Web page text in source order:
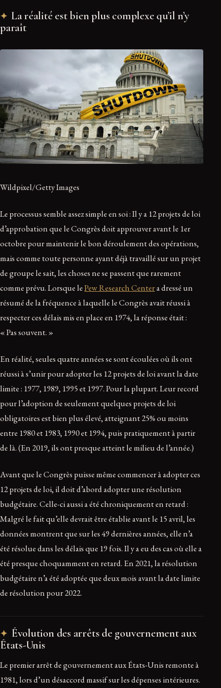
La réalité est bien plus complexe qu’il n’y
paraît
Wildpixel/Getty Images
Le processus semble assez simple en soi : Il y a 12 projets de loi
d’approbation que le Congrès doit approuver avant le 1er
octobre pour maintenir le bon déroulement des opérations,
mais comme toute personne ayant déjà travaillé sur un projet
de groupe le sait, les choses ne se passent que rarement
comme prévu. Lorsque lePew Research Centera dressé un
résumé de la fréquence à laquelle le Congrès avait réussi à
respecter ces délais mis en place en 1974, la réponse était :
« Pas souvent. »
En réalité, seules quatre années se sont écoulées où ils ont
réussi à s’unir pour adopter les 12 projets de loi avant la date
limite : 1977, 1989, 1995 et 1997. Pour la plupart. Leur record
pour l’adoption de seulement quelques projets de loi
obligatoires est bien plus élevé, atteignant 25% ou moins
entre 1980 et 1983, 1990 et 1994, puis pratiquement à partir
de là. (En 2019, ils ont presque atteint le milieu de l’année.)
Avant que le Congrès puisse même commencer à adopter ces
12 projets de loi, il doit d’abord adopter une résolution
budgétaire. Celle-ci aussi a été chroniquement en retard :
Malgré le fait qu’elle devrait être établie avant le 15 avril, les
données montrent que sur les 49 dernières années, elle n’a
été résolue dans les délais que 19 fois. Il y a eu des cas où elle a
été presque choquamment en retard. En 2021, la résolution
budgétaire n’a été adoptée que deux mois avant la date limite
de résolution pour 2022.
Évolution des arrêts de gouvernement aux
États-Unis
Le premier arrêt de gouvernement aux États-Unis remonte à
1981, lors d’un désaccord massif sur les dépenses intérieures.